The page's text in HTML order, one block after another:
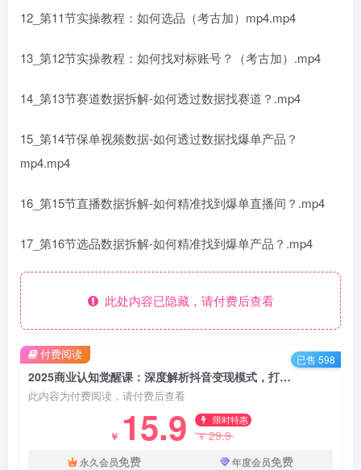
12_第11节实操教程：如何选品（考古加）mp4.mp4
13_第12节实操教程：如何找对标账号？（考古加）.mp4
14_第13节赛道数据拆解-如何透过数据找赛道？.mp4
15_第14节保单视频数据-如何透过数据找爆单产品？
mp4.mp4
16_第15节直播数据拆解-如何精准找到爆单直播间？.mp4
17_第16节选品数据拆解-如何精准找到爆单产品？.mp4
此处内容已隐藏，请付费后查看
2025商业认知觉醒课：深度解析抖音变现模式，打造赚钱账号新路径
此内容为付费阅读，请付费后查看
￥ 15.9 限时特惠
￥29.9
永久会员免费 年度会员免费
付费阅读 已售 598